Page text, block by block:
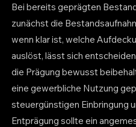
Bei bereits geprägten
zunächst die
wenn klar ist, welche
auslöst, lässt sich
die Prägung bewusst
eine gewerbliche Nutzung
steuergünstigen Einbringung
Entprägung sollte ein